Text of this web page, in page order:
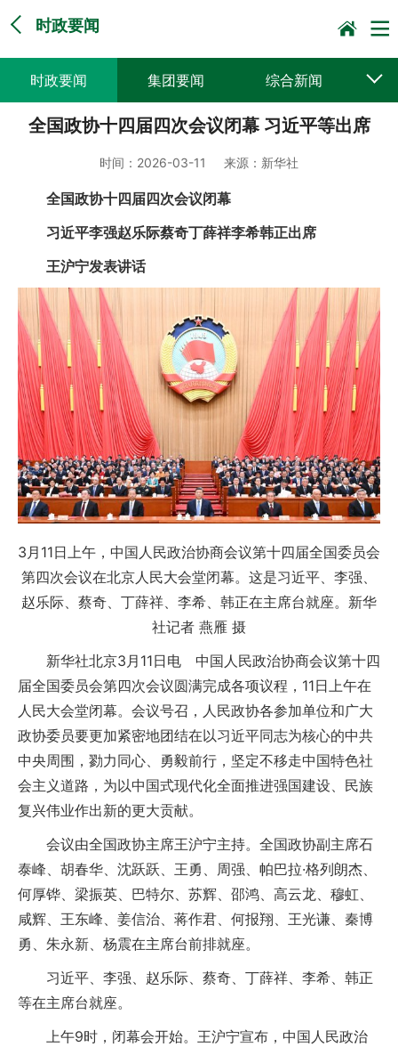
时政要闻
时政要闻 集团要闻 综合新闻
媒体聚焦 党建动态 普遍服务
企业文化 一线风采
全国政协十四届四次会议闭幕 习近平等出席
时间： 2026-03-11 来源： 新华社
全国政协十四届四次会议闭幕
习近平李强赵乐际蔡奇丁薛祥李希韩正出席
王沪宁发表讲话
3月11日上午，中国人民政治协商会议第十四届全国委员会
第四次会议在北京人民大会堂闭幕。这是习近平、李强、
赵乐际、蔡奇、丁薛祥、李希、韩正在主席台就座。新华
社记者 燕雁 摄
新华社北京3月11日电 中国人民政治协商会议第十四
届全国委员会第四次会议圆满完成各项议程，11日上午在
人民大会堂闭幕。会议号召，人民政协各参加单位和广大
政协委员要更加紧密地团结在以习近平同志为核心的中共
中央周围，勠力同心、勇毅前行，坚定不移走中国特色社
会主义道路，为以中国式现代化全面推进强国建设、民族
复兴伟业作出新的更大贡献。
会议由全国政协主席王沪宁主持。全国政协副主席石
泰峰、胡春华、沈跃跃、王勇、周强、帕巴拉·格列朗杰、
何厚铧、梁振英、巴特尔、苏辉、邵鸿、高云龙、穆虹、
咸辉、王东峰、姜信治、蒋作君、何报翔、王光谦、秦博
勇、朱永新、杨震在主席台前排就座。
习近平、李强、赵乐际、蔡奇、丁薛祥、李希、韩正
等在主席台就座。
上午9时，闭幕会开始。王沪宁宣布，中国人民政治